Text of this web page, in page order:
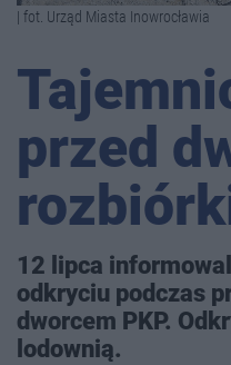
| fot. Urząd Miasta Inowrocławia
przed
12 lipca
odkryciu podczas
dworcem PKP.
lodownią.